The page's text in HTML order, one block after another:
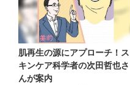
肌再生の源にアプローチ！ス
キンケア科学者の次田哲也さ
んが案内